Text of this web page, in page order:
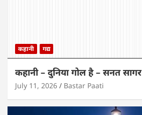
कहानी गद्य
कहानी – दुनिया गोल है – सनत सागर
July 11, 2026 Bastar Paati